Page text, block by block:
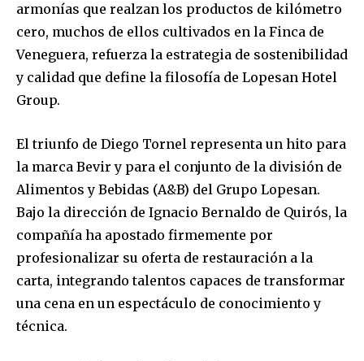
armonías que realzan los productos de kilómetro
cero, muchos de ellos cultivados en la Finca de
Veneguera, refuerza la estrategia de sostenibilidad
y calidad que define la filosofía de Lopesan Hotel
Group.
El triunfo de Diego Tornel representa un hito para
la marca Bevir y para el conjunto de la división de
Alimentos y Bebidas (A&B) del Grupo Lopesan.
Bajo la dirección de Ignacio Bernaldo de Quirós, la
compañía ha apostado firmemente por
profesionalizar su oferta de restauración a la
carta, integrando talentos capaces de transformar
una cena en un espectáculo de conocimiento y
técnica.